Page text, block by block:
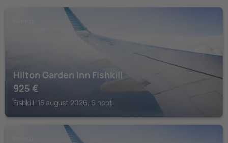
Hilton Garden Inn Fishkill
925 €
Fishkill, 15 august 2026, 6 nopți